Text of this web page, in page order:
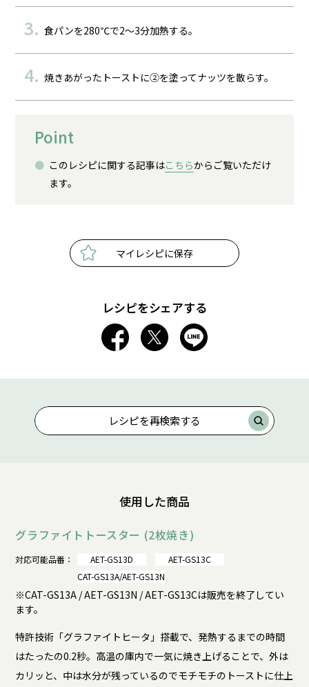
食パンを280℃で2～3分加熱する。
焼きあがったトーストに②を塗ってナッツを散らす。
Point
このレシピに関する記事はこちらからご覧いただけ
ます。
マイレシピに保存
レシピをシェアする
レシピを再検索する
使用した商品
グラファイトトースター (2枚焼き)
対応可能品番： AET-GS13D
AET-GS13C
CAT-GS13A/AET-GS13N
※CAT-GS13A / AET-GS13N / AET-GS13Cは販売を終了してい
ます。
特許技術「グラファイトヒータ」搭載で、発熱するまでの時間
はたったの0.2秒。高温の庫内で一気に焼き上げることで、外は
カリッと、中は水分が残っているのでモチモチのトーストに仕上